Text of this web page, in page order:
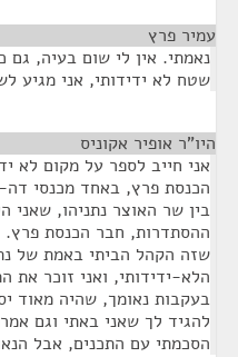
עמיר פרץ
נאמתי. אין לי שום בעיה,
שטח לא ידידותי, אני מגיע
היו"ר אופיר אקוניס
אני חייב לספר על מקום לא
בין שר האוצר נתניהו, שאני
ההסתדרות, חבר הכנסת
שזה הקהל הביתי באמת של
הלא-ידידותי, ואני זוכר את
בעקבות נאומך, שהיה מאוד
להגיד לך שאני באתי וגם
הסכמתי עם התכנים, אבל